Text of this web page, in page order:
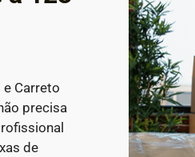
e Carreto
precisa
de